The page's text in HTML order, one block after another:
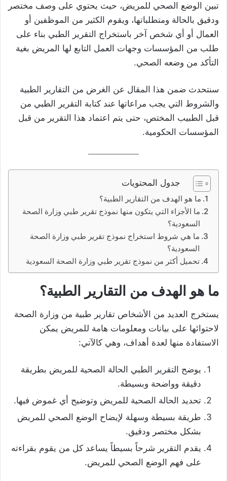
تبين الوضع الصحي للمريض، حيث يحتوي على وصف مختصر
ودقيق بالحالة ومتطلباتها، ويقوم الكثير من الموظفين أو
العمال أو أي شخص آخر باستخراج التقرير الطبي بناء على
طلب من المؤسسات وجهات العمل التابع لها المريض بغية
التأكد من وضعه الصحي.
سنتحدث ضمن هذا المقال عن الغرض من التقارير الطبية
والشروط التي يجب مراعاتها عند كتابة التقرير الطبي من
قبل الطبيب المختص، حتى يتم اعتماد هذا التقرير من قبل
المؤسسات الحكومية.
جدول المحتويات
ما هو الهدف من التقارير الطبية؟
ما الأجزاء التي يتكون منها نموذج تقرير طبي وزارة الصحة
السعودية؟
ما هي شروط استخراج نموذج تقرير طبي وزارة الصحة
السعودية؟
تحميل أكثر من نموذج تقرير طبي وزارة الصحة السعودية
ما هو الهدف من التقارير الطبية؟
يستخرج العديد من الأشخاص تقارير طبية من وزارة الصحة
لاحتوائها على بيانات ومعلومات هامة للمريض يمكن
الاستفادة منها لعدة أهداف، وهي كالآتي:
يوضح التقرير الطبي الحالة الصحية للمريض بطريقة
دقيقة وواضحة وبسيطة.
تحديد الحالة الصحية للمريض وتوضيح أي غموض فيها.
طريقة بسيطة وسهلة لإيضاح الوضع الصحي للمريض
بشكل مختصر ودقيق.
يقدم التقرير شرحاً بسيطاً يساعد كل من يقوم بقراءته
على فهم الوضع الصحي للمريض.